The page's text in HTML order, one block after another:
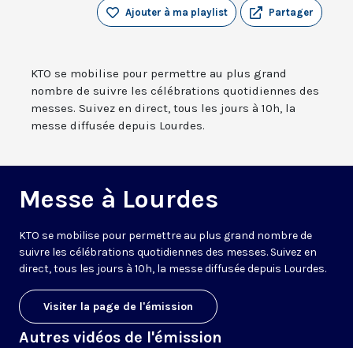
Partager
Ajouter à ma playlist
KTO se mobilise pour permettre au plus grand
nombre de suivre les célébrations quotidiennes des
messes. Suivez en direct, tous les jours à 10h, la
messe diffusée depuis Lourdes.
Messe à Lourdes
KTO se mobilise pour permettre au plus grand nombre de
suivre les célébrations quotidiennes des messes. Suivez en
direct, tous les jours à 10h, la messe diffusée depuis Lourdes.
Visiter la page de l'émission
Autres vidéos de l'émission